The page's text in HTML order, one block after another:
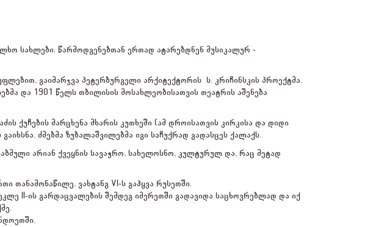
სახლები. წარმოდგენებთან ერთად ატარებდნენ მუსიკალურ -
გაიმარჯვა პეტერბურგელი არქიტექტორის ს. კრიჩინსკის პროექტმა.
და 1901 წელს თბილისის მოსახლეობისათვის თეატრის აშენება
ქუჩების მარცხენა მხარის კუთხეში (ამ დროისათვის კირკისა და დიდი
ძმებმა ზუბალაშვილებმა იგი საჩუქრად გადასცეს ქალაქს.
არიან ქვეყნის სავაჭრო, სახელოსნო, კულტურულ და, რაც მეტად
თანამონაწილე, ვახტანგ VI-ს გაჰყვა რუსეთში.
II-ის გარდაცვალების შემდეგ იმერეთში გადავიდა საცხოვრებლად და იქ